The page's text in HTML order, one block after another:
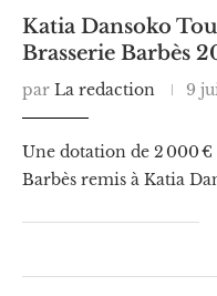
Katia Dansoko
Brasserie Barbès
par La redaction 9
Une dotation de 2 000
Barbès remis à Katia